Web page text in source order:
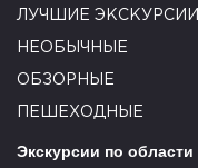
ЛУЧШИЕ ЭКСКУРСИИ
НЕОБЫЧНЫЕ
ОБЗОРНЫЕ
ПЕШЕХОДНЫЕ
Экскурсии по области